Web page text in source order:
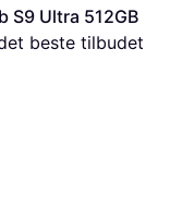
S9 Ultra 512GB
beste tilbudet